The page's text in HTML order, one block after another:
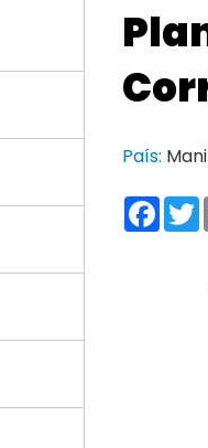
País: